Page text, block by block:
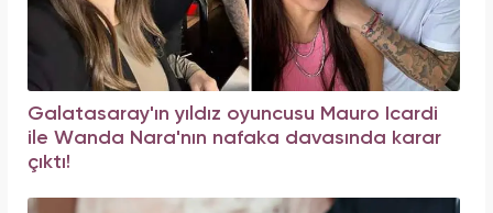
Galatasaray'ın yıldız oyuncusu Mauro Icardi
ile Wanda Nara'nın nafaka davasında karar
çıktı!